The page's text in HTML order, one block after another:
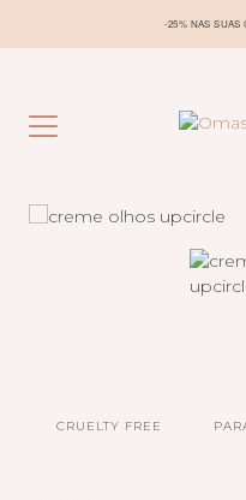
-25% NAS SUAS
CRUELTY FREE